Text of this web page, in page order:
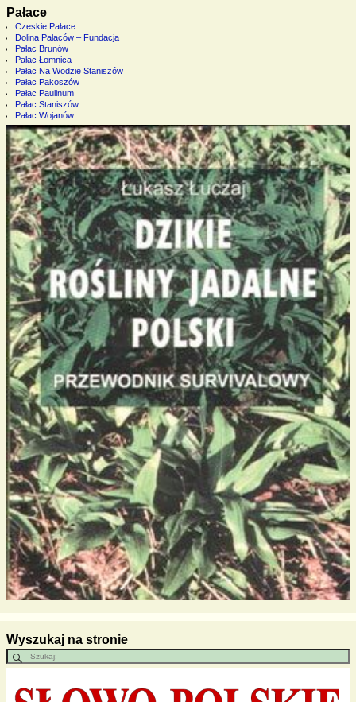
Pałace
Czeskie Pałace
Dolina Pałaców – Fundacja
Pałac Brunów
Pałac Łomnica
Pałac Na Wodzie Staniszów
Pałac Pakoszów
Pałac Paulinum
Pałac Staniszów
Pałac Wojanów
Wyszukaj na stronie